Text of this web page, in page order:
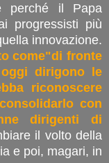
perché il Papa
progressisti più
innovazione.
come"di fronte
dirigono le
riconoscere
con
dirigenti di
il volto della
e poi, magari, in